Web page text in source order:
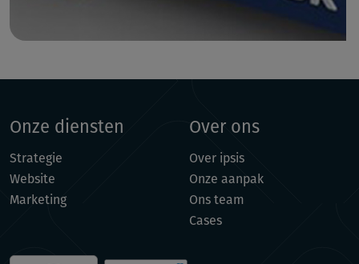
Onze diensten
Strategie
Website
Marketing
Over ons
Over ipsis
Onze aanpak
Ons team
Cases